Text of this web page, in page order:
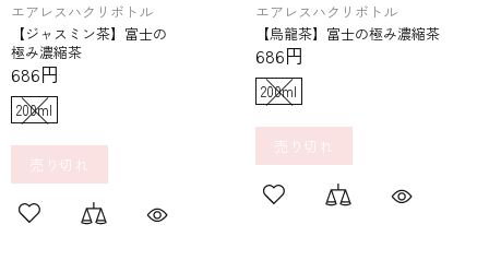
エアレスハクリボトル
【ジャスミン茶】富士の​
極み濃縮茶
686円
200ml
売り切れ
エアレスハクリボトル
【烏龍茶】富士の​極み濃縮茶
686円
200ml
売り切れ